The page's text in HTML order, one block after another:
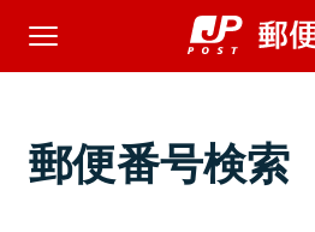
郵便番号検索